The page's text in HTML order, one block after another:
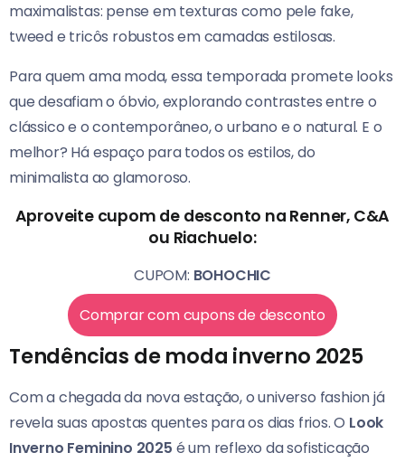
maximalistas: pense em texturas como pele fake,
tweed e tricôs robustos em camadas estilosas.
Para quem ama moda, essa temporada promete looks
que desafiam o óbvio, explorando contrastes entre o
clássico e o contemporâneo, o urbano e o natural. E o
melhor? Há espaço para todos os estilos, do
minimalista ao glamoroso.
Aproveite cupom de desconto na Renner, C&A
ou Riachuelo:
CUPOM: BOHOCHIC
Comprar com cupons de desconto
Tendências de moda inverno 2025
Com a chegada da nova estação, o universo fashion já
revela suas apostas quentes para os dias frios. O Look
Inverno Feminino 2025 é um reflexo da sofisticação